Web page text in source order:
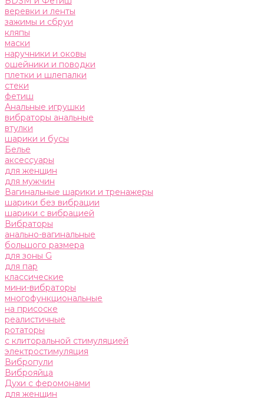
веревки и ленты
зажимы и сбруи
кляпы
маски
наручники и оковы
ошейники и поводки
плетки и шлепалки
стеки
фетиш
Анальные игрушки
вибраторы анальные
втулки
шарики и бусы
Белье
аксессуары
для женщин
для мужчин
Вагинальные шарики и тренажеры
шарики без вибрации
шарики с вибрацией
Вибраторы
анально-вагинальные
большого размера
для зоны G
для пар
классические
мини-вибраторы
многофункциональные
на присоске
реалистичные
ротаторы
с клиторальной стимуляцией
электростимуляция
Вибропули
Виброяйца
Духи с феромонами
для женщин